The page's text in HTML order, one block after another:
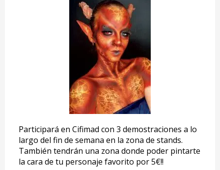
Participará en Cifimad con 3 demostraciones a lo
largo del fin de semana en la zona de stands.
También tendrán una zona donde poder pintarte
la cara de tu personaje favorito por 5€!!